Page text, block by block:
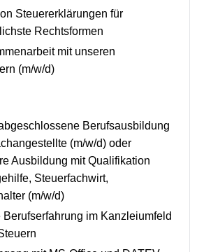
Steuererklärungen für
Rechtsformen
mit unseren
(m/w/d)
Berufsausbildung
(m/w/d) oder
Ausbildung mit Qualifikation
Steuerfachwirt,
(m/w/d)
Berufserfahrung im Kanzleiumfeld